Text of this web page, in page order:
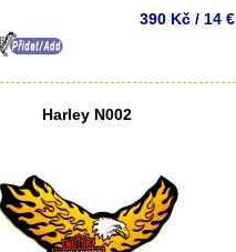
390 Kč / 14 €
Harley N002